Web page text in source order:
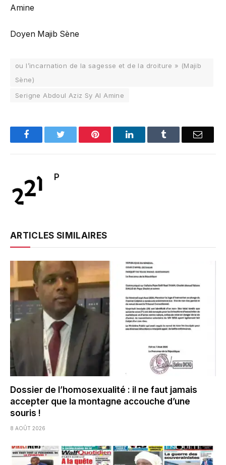
Amine
Doyen Majib Sène
ou l’incarnation de la sagesse et de la droiture » (Majib
Sène)
Serigne Abdoul Aziz Sy Al Amine
FacebookTwitter Pinterest LinkedInTumblr Email
P
ARTICLES SIMILAIRES
Dossier de l’homosexualité : il ne faut jamais
accepter que la montagne accouche d’une
souris !
8 AOÛT 2026